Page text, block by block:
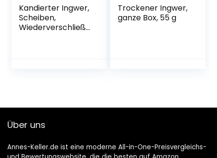
Kandierter Ingwer,
Scheiben,
Wiederverschließb
Trockener Ingwer,
ganze Box, 55 g
Über uns
Annes-Keller.de ist eine moderne All-in-One-Preisvergleichs-